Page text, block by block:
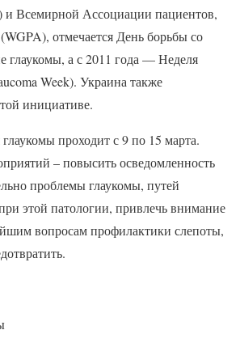
Всемирной Ассоциации пациентов,
отмечается День борьбы со
глаукомы, а с 2011 года — Неделя
Week). Украина также
инициативе.
проходит с 9 по 15 марта.
– повысить осведомленность
проблемы глаукомы, путей
этой патологии, привлечь внимание
вопросам профилактики слепоты,